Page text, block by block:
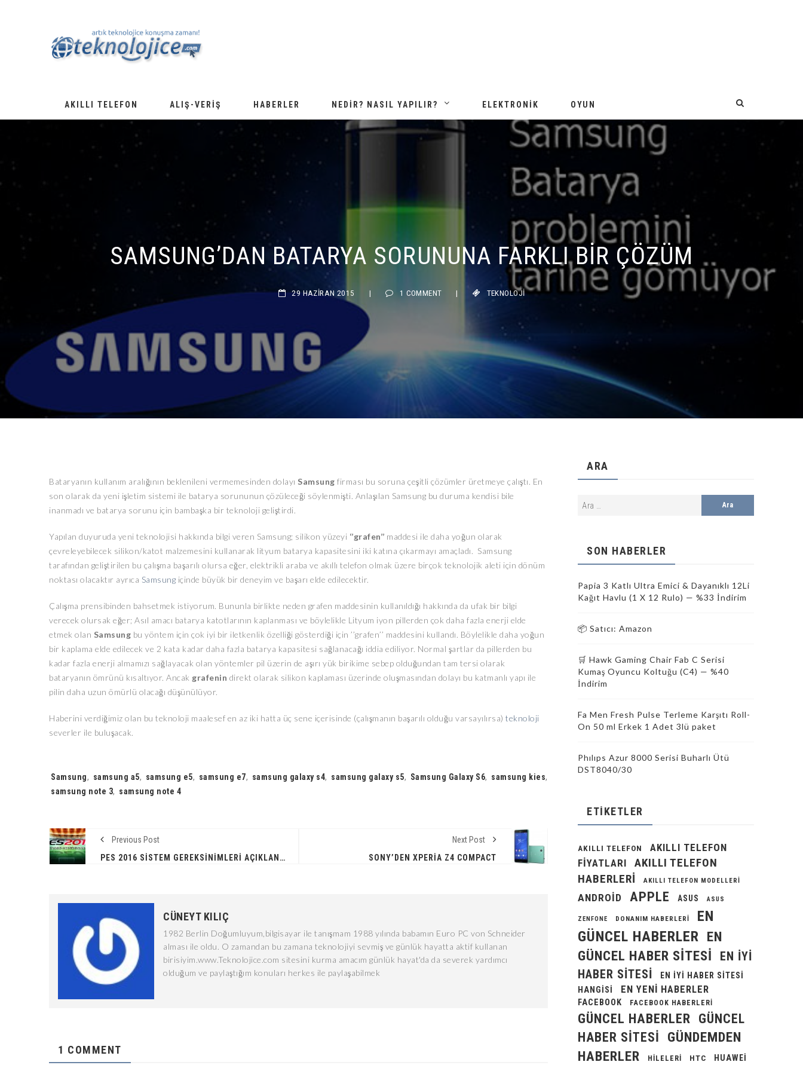
AKILLI TELEFON ALIŞ-VERIŞ HABERLER NEDIR? NASIL YAPILIR? ELEKTRONIK OYUN
SAMSUNG’DAN BATARYA SORUNUNA FARKLI BIR ÇÖZÜM
29 HAZIRAN 2015 TEKNOLOJI
Bataryanın kullanım aralığının beklenileni vermemesinden dolayı Samsung firması bu soruna çeşitli çözümler üretmeye çalıştı. En
son olarak da yeni işletim sistemi ile batarya sorununun çözüleceği söylenmişti. Anlaşılan Samsung bu duruma kendisi bile
inanmadı ve batarya sorunu için bambaşka bir teknoloji geliştirdi.
Yapılan duyuruda yeni teknolojisi hakkında bilgi veren Samsung; silikon yüzeyi ‘’grafen’’ maddesi ile daha yoğun olarak
çevreleyebilecek silikon/katot malzemesini kullanarak lityum batarya kapasitesini iki katına çıkarmayı amaçladı. Samsung
tarafından geliştirilen bu çalışma başarılı olursa eğer, elektrikli araba ve akıllı telefon olmak üzere birçok teknolojik aleti için dönüm
noktası olacaktır ayrıca Samsung içinde büyük bir deneyim ve başarı elde edilecektir.
Çalışma prensibinden bahsetmek istiyorum. Bununla birlikte neden grafen maddesinin kullanıldığı hakkında da ufak bir bilgi
verecek olursak eğer; Asıl amacı batarya katotlarının kaplanması ve böylelikle Lityum iyon pillerden çok daha fazla enerji elde
etmek olan Samsung bu yöntem için çok iyi bir iletkenlik özelliği gösterdiği için ’’grafen’’ maddesini kullandı. Böylelikle daha yoğun
bir kaplama elde edilecek ve 2 kata kadar daha fazla batarya kapasitesi sağlanacağı iddia ediliyor. Normal şartlar da pillerden bu
kadar fazla enerji almamızı sağlayacak olan yöntemler pil üzerin de aşırı yük birikime sebep olduğundan tam tersi olarak
bataryanın ömrünü kısaltıyor. Ancak grafenin direkt olarak silikon kaplaması üzerinde oluşmasından dolayı bu katmanlı yapı ile
pilin daha uzun ömürlü olacağı düşünülüyor.
Haberini verdiğimiz olan bu teknoloji maalesef en az iki hatta üç sene içerisinde (çalışmanın başarılı olduğu varsayılırsa) teknoloji
severler ile buluşacak.
Tags:
Samsung, samsung a5, samsung e5, samsung e7, samsung galaxy s4, samsung galaxy s5, Samsung Galaxy S6, samsung kies,
samsung note 3, samsung note 4
Previous Post
PES 2016 SISTEM GEREKSINIMLERI AÇIKLANDI
Next Post
SONY’DEN XPERIA Z4 COMPACT
CÜNEYT KILIÇ
1982 Berlin Doğumluyum,bilgisayar ile tanışmam 1988 yılında babamın Euro PC von Schneider
alması ile oldu. O zamandan bu zamana teknolojiyi sevmiş ve günlük hayatta aktif kullanan
birisiyim.www.Teknolojice.com sitesini kurma amacım günlük hayat'da da severek yardımcı
olduğum ve paylaştığım konuları herkes ile paylaşabilmek
1 COMMENT
ARA
SON HABERLER
Papia 3 Katlı Ultra Emici & Dayanıklı 12Li
Kağıt Havlu (1 X 12 Rulo) — %33 İndirim
📦 Satıcı: Amazon
🛒 Hawk Gaming Chair Fab C Serisi
Kumaş Oyuncu Koltuğu (C4) — %40
İndirim
Fa Men Fresh Pulse Terleme Karşıtı Roll-
On 50 ml Erkek 1 Adet 3lü paket
Phılıps Azur 8000 Serisi Buharlı Ütü
DST8040/30
ETIKETLER
AKILLI TELEFON
AKILLI TELEFON
FIYATLARI
AKILLI TELEFON
HABERLERI
AKILLI TELEFON MODELLERI
ANDROID APPLE ASUS ASUS
ZENFONE DONANIM HABERLERI
EN
GÜNCEL HABERLER EN
GÜNCEL HABER SITESI
EN IYI
HABER SITESI
EN IYI HABER SITESI
HANGISI
EN YENI HABERLER
FACEBOOK FACEBOOK HABERLERI
GÜNCEL HABERLER
GÜNCEL
HABER SITESI
GÜNDEMDEN
HABERLER
HILELERI HTC HUAWEI